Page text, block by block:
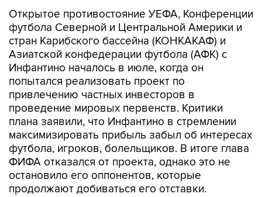
Открытое противостояние УЕФА, Конференции
футбола Северной и Центральной Америки и
стран Карибского бассейна (КОНКАКАФ) и
Азиатской конфедерации футбола (АФК) с
Инфантино началось в июле, когда он
попытался реализовать проект по
привлечению частных инвесторов в
проведение мировых первенств. Критики
плана заявили, что Инфантино в стремлении
максимизировать прибыль забыл об интересах
футбола, игроков, болельщиков. В итоге глава
ФИФА отказался от проекта, однако это не
остановило его оппонентов, которые
продолжают добиваться его отставки.